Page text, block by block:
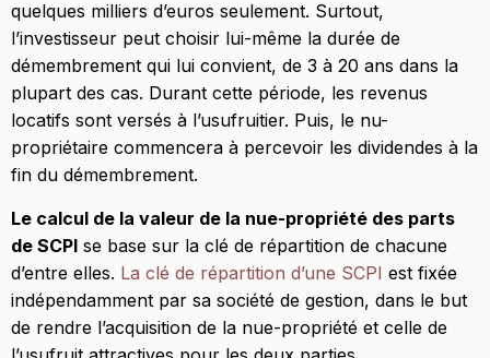
quelques milliers d’euros seulement. Surtout,
l’investisseur peut choisir lui-même la durée de
démembrement qui lui convient, de 3 à 20 ans dans la
plupart des cas. Durant cette période, les revenus
locatifs sont versés à l’usufruitier. Puis, le nu-
propriétaire commencera à percevoir les dividendes à la
fin du démembrement.
Le calcul de la valeur de la nue-propriété des parts
de SCPI se base sur la clé de répartition de chacune
d’entre elles. La clé de répartition d’une SCPI est fixée
indépendamment par sa société de gestion, dans le but
de rendre l’acquisition de la nue-propriété et celle de